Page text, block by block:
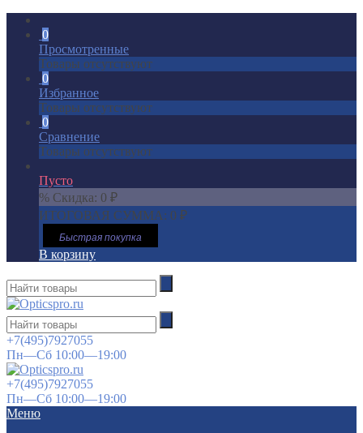
0
Просмотренные
Товары отсутствуют
0
Избранное
Товары отсутствуют
0
Сравнение
Товары отсутствуют
Пусто
% Скидка: 0 ₽
ИТОГОВАЯ СУММА: 0 ₽
Быстрая покупка
В корзину
+7(495)7927055
Пн—Сб 10:00—19:00
+7(495)7927055
Пн—Сб 10:00—19:00
Меню